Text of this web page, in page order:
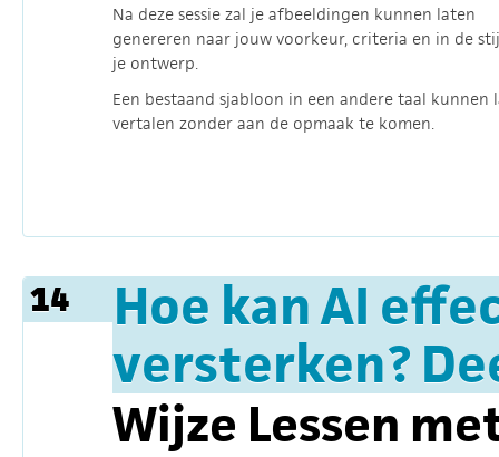
Na deze sessie zal je afbeeldingen kunnen laten
genereren naar jouw voorkeur, criteria en in de
je ontwerp.
Een bestaand sjabloon in een andere taal kunnen
vertalen zonder aan de opmaak te komen.
14
Hoe kan AI
versterken?
Wijze Lessen